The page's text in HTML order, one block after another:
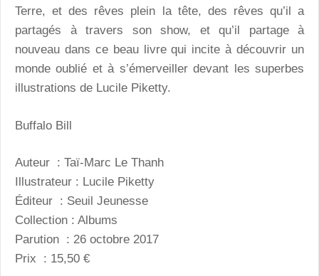
Terre, et des rêves plein la tête, des rêves qu’il a
partagés à travers son show, et qu’il partage à
nouveau dans ce beau livre qui incite à découvrir un
monde oublié et à s’émerveiller devant les superbes
illustrations de Lucile Piketty.
Buffalo Bill
Auteur : Taï-Marc Le Thanh
Illustrateur : Lucile Piketty
Éditeur : Seuil Jeunesse
Collection : Albums
Parution : 26 octobre 2017
Prix : 15,50 €